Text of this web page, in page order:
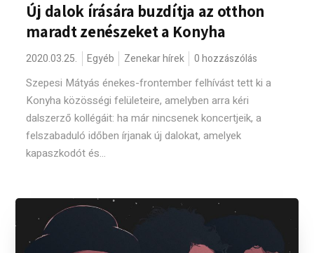
Új dalok írására buzdítja az otthon
maradt zenészeket a Konyha
2020.03.25. Egyéb Zenekar hírek 0 hozzászólás
Szepesi Mátyás énekes-frontember felhívást tett ki a
Konyha közösségi felületeire, amelyben arra kéri
dalszerző kollégáit: ha már nincsenek koncertjeik, a
felszabaduló időben írjanak új dalokat, amelyek
kapaszkodót és...